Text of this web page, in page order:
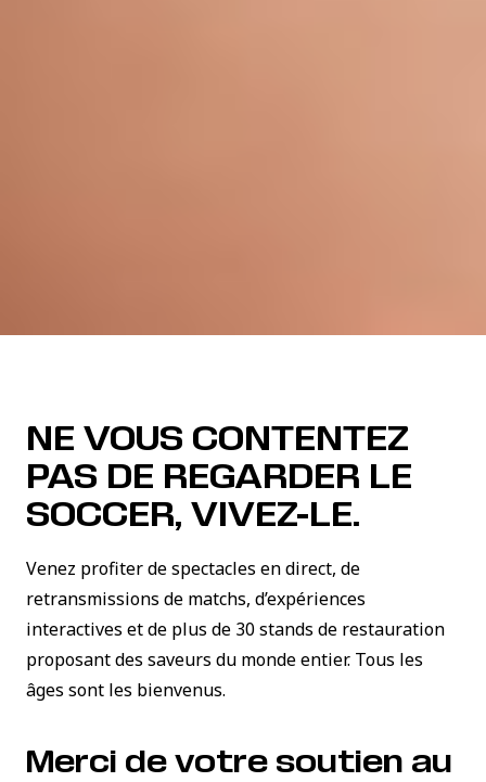
NE VOUS CONTENTEZ
PAS DE REGARDER LE
SOCCER, VIVEZ-LE.
Venez profiter de spectacles en direct, de
retransmissions de matchs, d’expériences
interactives et de plus de 30 stands de restauration
proposant des saveurs du monde entier. Tous les
âges sont les bienvenus.
Merci de votre soutien au